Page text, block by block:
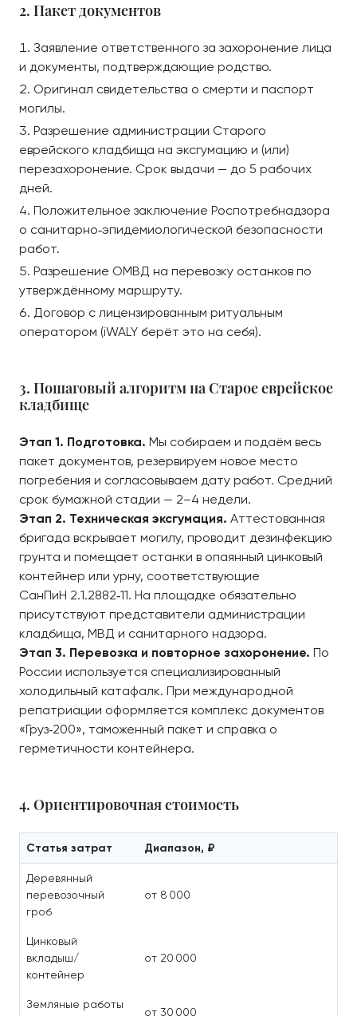
2. Пакет документов
Заявление ответственного за захоронение лица
и документы, подтверждающие родство.
Оригинал свидетельства о смерти и паспорт
могилы.
Разрешение администрации Старого
еврейского кладбища на эксгумацию и (или)
перезахоронение. Срок выдачи — до 5 рабочих
дней.
Положительное заключение Роспотребнадзора
о санитарно‑эпидемиологической безопасности
работ.
Разрешение ОМВД на перевозку останков по
утверждённому маршруту.
Договор с лицензированным ритуальным
оператором (iWALY берёт это на себя).
3. Пошаговый алгоритм на Старое еврейское
кладбище
Этап 1. Подготовка. Мы собираем и подаём весь
пакет документов, резервируем новое место
погребения и согласовываем дату работ. Средний
срок бумажной стадии — 2–4 недели.
Этап 2. Техническая эксгумация. Аттестованная
бригада вскрывает могилу, проводит дезинфекцию
грунта и помещает останки в опаянный цинковый
контейнер или урну, соответствующие
СанПиН 2.1.2882‑11. На площадке обязательно
присутствуют представители администрации
кладбища, МВД и санитарного надзора.
Этап 3. Перевозка и повторное захоронение. По
России используется специализированный
холодильный катафалк. При международной
репатриации оформляется комплекс документов
«Груз‑200», таможенный пакет и справка о
герметичности контейнера.
4. Ориентировочная стоимость
Статья затрат Диапазон, ₽
Деревянный
перевозочный
гроб
от 8 000
Цинковый
вкладыш/
контейнер
от 20 000
Земляные работы
от 30 000